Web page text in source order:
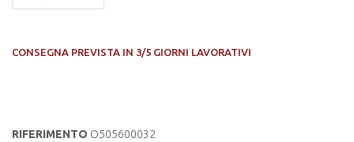
CONSEGNA PREVISTA IN 3/5 GIORNI LAVORATIVI
RIFERIMENTO O505600032